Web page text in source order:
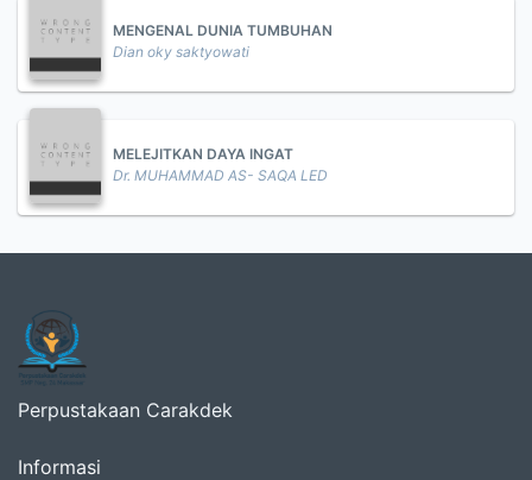
MENGENAL DUNIA TUMBUHAN
Dian oky saktyowati
MELEJITKAN DAYA INGAT
Dr. MUHAMMAD AS- SAQA LED
Perpustakaan Carakdek
Informasi